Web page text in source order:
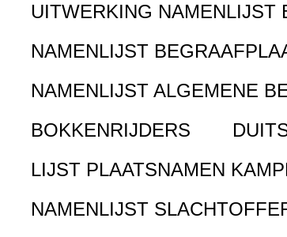
UITWERKING NAMENLIJST
NAMENLIJST
NAMENLIJST ALGEMENE
BOKKENRIJDERS
LIJST PLAATSNAMEN
NAMENLIJST